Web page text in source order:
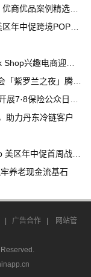
品案例精选特辑发布
POP优秀案例重磅发布
趣电商迎来高增长
夜」腾冲专场重磅启幕
保险公众日宣教活动
助力丹东冷链客户
中促首周战绩创新高
养老现金流基石
广告合作
网站管